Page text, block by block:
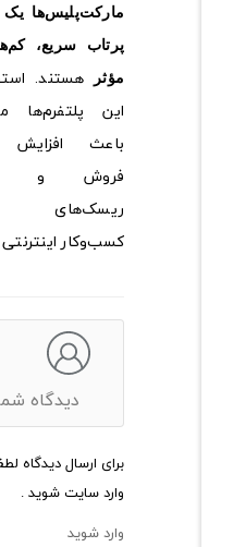
مارکت‌پلیس‌ها یک سکوی
پرتاب سریع، کم‌هزینه و
هستند. استفاده از
این پلتفرم‌ها می‌تواند
باعث افزایش سریع
فروش و کاهش
ریسک‌های اولیه
کسب‌وکار اینترنتی شود.
دیدگاه شما
برای ارسال دیدگاه لطفا ابتدا
وارد سایت شوید .
وارد شوید